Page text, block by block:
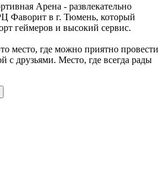
Арена - развлекательно
Фаворит в г. Тюмень, который
геймеров и высокий сервис.
место, где можно приятно провести
с друзьями. Место, где всегда рады